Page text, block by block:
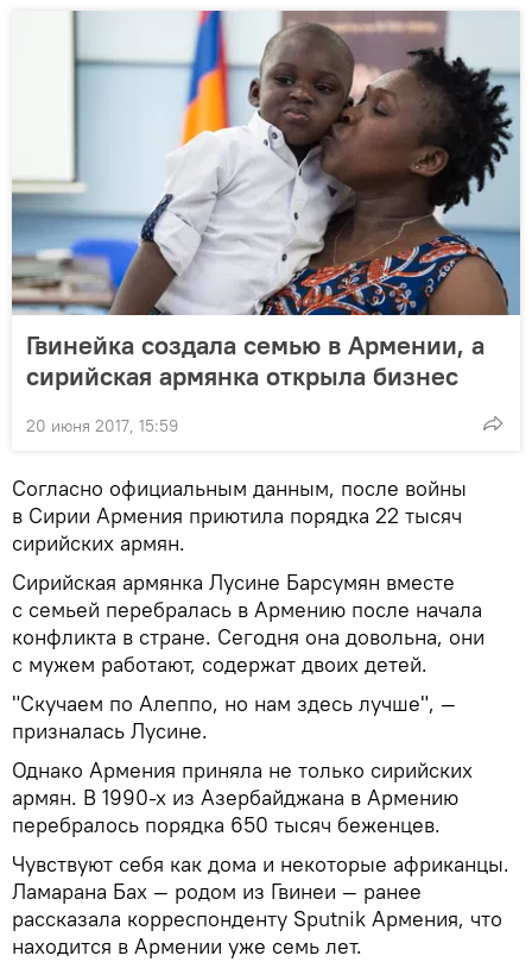
Гвинейка создала семью в Армении, а
сирийская армянка открыла бизнес
20 июня 2017, 15:59
Согласно официальным данным, после войны
в Сирии Армения приютила порядка 22 тысяч
сирийских армян.
Сирийская армянка Лусине Барсумян вместе
с семьей перебралась в Армению после начала
конфликта в стране. Сегодня она довольна, они
с мужем работают, содержат двоих детей.
"Скучаем по Алеппо, но нам здесь лучше", —
призналась Лусине.
Однако Армения приняла не только сирийских
армян. В 1990-х из Азербайджана в Армению
перебралось порядка 650 тысяч беженцев.
Чувствуют себя как дома и некоторые африканцы.
Ламарана Бах — родом из Гвинеи — ранее
рассказала корреспонденту Sputnik Армения, что
находится в Армении уже семь лет.